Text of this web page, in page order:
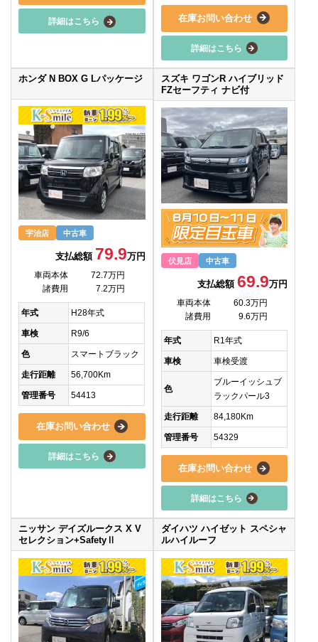
詳細はこちら 在庫お問い合わせ
詳細はこちら
ホンダ N BOX G Lパッケージ
宇治店 中古車
支払総額 79.9万円
車両本体
72.7万円
諸費用
7.2万円
年式 H28年式
車検 R9/6
色 スマートブラック
走行距離 56,700Km
管理番号 54413
在庫お問い合わせ
詳細はこちら
スズキ ワゴンR ハイブリッド
FZセーフティ ナビ付
伏見店 中古車
支払総額69.9万円
車両本体
60.3万円
諸費用
9.6万円
年式 R1年式
車検 車検受渡
色
ブルーイッシュブ
ラックパール3
走行距離 84,180Km
管理番号 54329
在庫お問い合わせ
詳細はこちら
ニッサン デイズルークス X V
セレクション+SafetyⅡ
ダイハツ ハイゼット スペシャ
ルハイルーフ